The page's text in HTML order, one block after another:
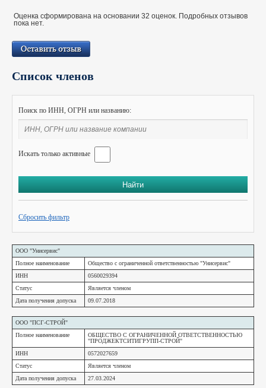
Оценка сформирована на основании 32 оценок. Подробных отзывов
пока нет.
Список членов
Поиск по ИНН, ОГРН или названию:
Искать только активные
Сбросить фильтр
ООО "Унисервис"
Полное наименование
Общество с ограниченной ответственностью "Унисервис"
ИНН
0560029394
Статус
Является членом
Дата получения допуска
09.07.2018
ООО "ПСГ-СТРОЙ"
Полное наименование
ОБЩЕСТВО С ОГРАНИЧЕННОЙ ОТВЕТСТВЕННОСТЬЮ
"ПРОДЖЕКТСИТИГРУПП-СТРОЙ"
ИНН
0572027659
Статус
Является членом
Дата получения допуска
27.03.2024